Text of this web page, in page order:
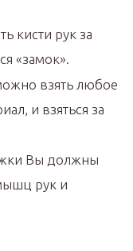
кисти рук за
«замок».
взять любое
и взяться за
Вы должны
рук и